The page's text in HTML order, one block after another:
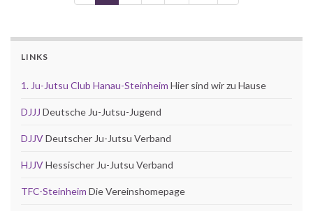
LINKS
1. Ju-Jutsu Club Hanau-Steinheim Hier sind wir zu Hause
DJJJ Deutsche Ju-Jutsu-Jugend
DJJVDeutscher Ju-Jutsu Verband
HJJVHessischer Ju-Jutsu Verband
TFC-Steinheim Die Vereinshomepage